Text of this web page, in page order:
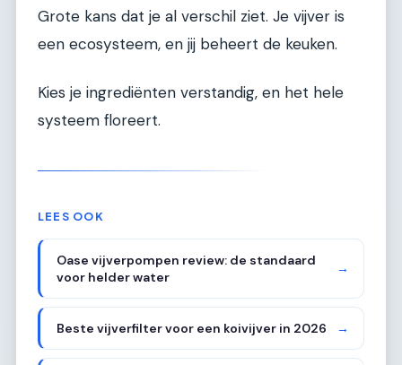
Grote kans dat je al verschil ziet. Je vijver is
een ecosysteem, en jij beheert de keuken.
Kies je ingrediënten verstandig, en het hele
systeem floreert.
LEES OOK
Oase vijverpompen review: de standaard
voor helder water
→
Beste vijverfilter voor een koivijver in 2026 →